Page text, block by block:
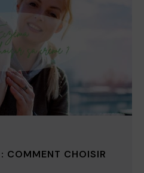
COMMENT CHOISIR